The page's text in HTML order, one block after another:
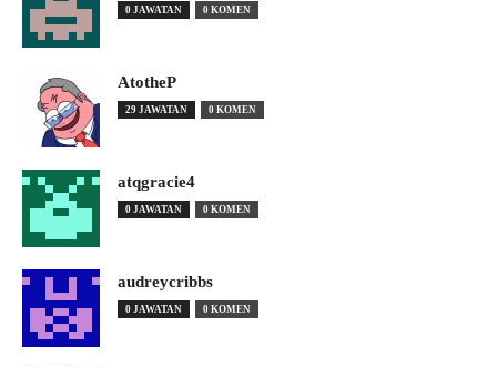
0 JAWATAN 0 KOMEN
AtotheP
29 JAWATAN 0 KOMEN
atqgracie4
0 JAWATAN 0 KOMEN
audreycribbs
0 JAWATAN 0 KOMEN